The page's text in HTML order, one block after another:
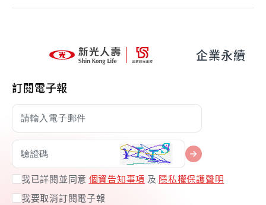
企業永續
訂閱電子報
我已詳閱並同意 個資告知事項 及 隱私權保護聲明
我要取消訂閱電子報